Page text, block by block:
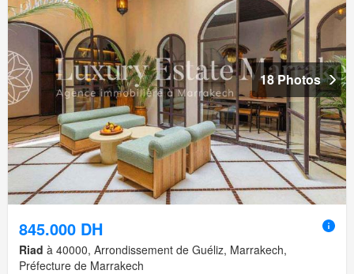
18 Photos
845.000 DH
Riad à 40000, Arrondissement de Guéliz, Marrakech,
Préfecture de Marrakech